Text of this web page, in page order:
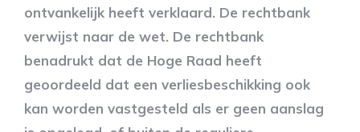
ontvankelijk heeft verklaard. De rechtbank
verwijst naar de wet. De rechtbank
benadrukt dat de Hoge Raad heeft
geoordeeld dat een verliesbeschikking ook
kan worden vastgesteld als er geen aanslag